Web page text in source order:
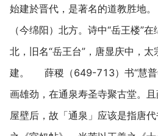
始建於晋代，是著名的道教胜地
（今绵阳）北方。诗中“岳王楼”
北，旧名“岳王台”，唐显庆中，
建。 薛稷（649-713）书“慧普
画雄劲，在通泉寿圣寺聚古堂。
屋壁后，故「通泉」应该是指唐